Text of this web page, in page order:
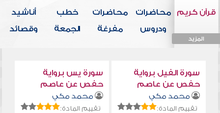
قرآن كريم
المزيد
محاضرات
ودروس
محاضرات
مفرغة
خطب
الجمعة
أناشيد
وقصائد
سورة الفيل برواية
حفص عن عاصم
محمد مكي
تقييم المادة:
سورة يس برواية
حفص عن عاصم
محمد مكي
تقييم المادة: